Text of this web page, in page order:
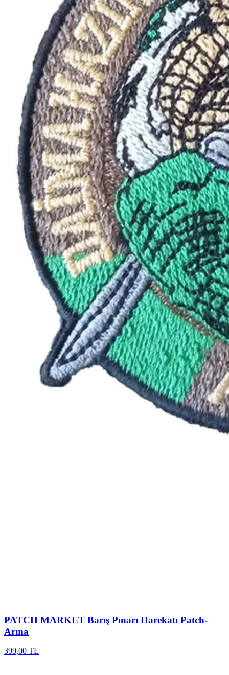
PATCH MARKET Barış Pınarı Harekatı Patch-
Arma
399,00 TL